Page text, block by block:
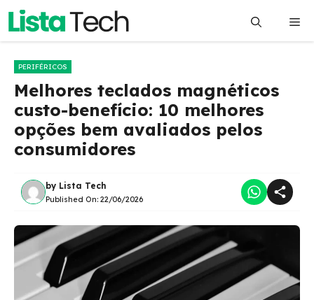
Pular
o
PERIFÉRICOS
Melhores teclados magnéticos
custo-benefício: 10 melhores
opções bem avaliados pelos
consumidores
by Lista Tech
Published On: 22/06/2026